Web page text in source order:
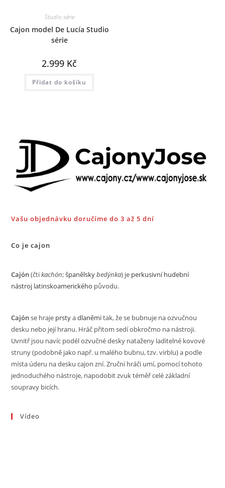
Studio série
Cajon model De Lucía Studio
série
2.999 Kč
Přidat do košíku
Vašu objednávku doručíme do 3 až 5 dní
Co je cajon
Cajón(čtikachón;španělskybedýnka) je perkusivníhudební
nástroj latinskoamerického původu.
Cajónse hraje prstyadlaněmitak, že se bubnuje na ozvučnou
desku nebo její hranu. Hráč přitom sedí obkročmo na nástroji.
Uvnitř jsou navíc podél ozvučné desky nataženy laditelné kovové
struny (podobně jako např. u malého bubnu, tzv. virblu) a podle
místa úderu na desku cajon zní. Zruční hráči umí, pomocí tohoto
jednoduchého nástroje, napodobit zvuk téměř celé základní
soupravy bicích.
Vídeo